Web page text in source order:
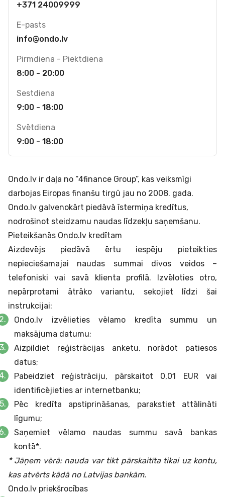
+371 24009999
E-pasts
info@ondo.lv
Pirmdiena - Piektdiena
8:00 - 20:00
Sestdiena
9:00 - 18:00
Svētdiena
9:00 - 18:00
Ondo.lv ir daļa no “4finance Group”, kas veiksmīgi
darbojas Eiropas finanšu tirgū jau no 2008. gada.
Ondo.lv galvenokārt piedāvā īstermiņa kredītus,
nodrošinot steidzamu naudas līdzekļu saņemšanu.
Pieteikšanās Ondo.lv kredītam
Aizdevējs piedāvā ērtu iespēju pieteikties
nepieciešamajai naudas summai divos veidos –
telefoniski vai savā klienta profilā. Izvēloties otro,
nepārprotami ātrāko variantu, sekojiet līdzi šai
instrukcijai:
Ondo.lv izvēlieties vēlamo kredīta summu un
maksājuma datumu;
Aizpildiet reģistrācijas anketu, norādot patiesos
datus;
Pabeidziet reģistrāciju, pārskaitot 0,01 EUR vai
identificējieties ar internetbanku;
Pēc kredīta apstiprināšanas, parakstiet attālināti
līgumu;
Saņemiet vēlamo naudas summu savā bankas
kontā*.
* Jāņem vērā: nauda var tikt pārskaitīta tikai uz kontu,
kas atvērts kādā no Latvijas bankām.
Ondo.lv priekšrocības